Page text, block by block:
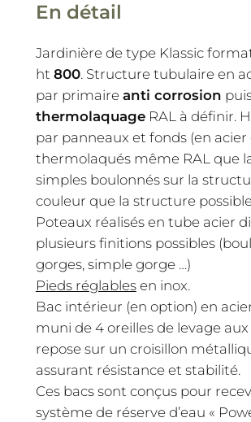
En détail
Jardinière de type Klassic
ht 800. Structure tubulaire en
par primaire anti corrosion
thermolaquageRAL à définir.
par panneaux et fonds (en acier
thermolaqués même RAL que
simples boulonnés sur la
couleur que la structure
Poteaux réalisés en tube acier
plusieurs finitions possibles
gorges, simple gorge …)
Pieds réglablesen inox.
Bac intérieur (en option) en
muni de 4 oreilles de levage aux
repose sur un croisillon
assurant résistance et stabilité.
Ces bacs sont conçus pour
système de réserve d’eau «